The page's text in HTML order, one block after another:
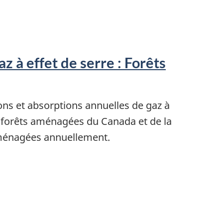
à effet de serre : Forêts
et absorptions annuelles de gaz à
aménagées du Canada et de la
annuellement.